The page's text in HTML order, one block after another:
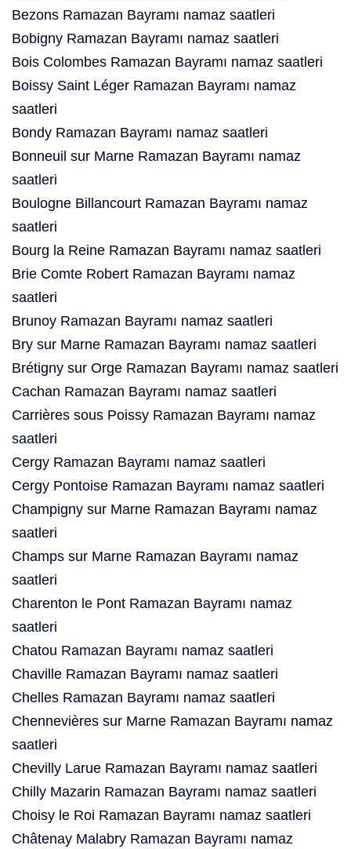
Bezons Ramazan Bayramı namaz saatleri
Bobigny Ramazan Bayramı namaz saatleri
Bois Colombes Ramazan Bayramı namaz saatleri
Boissy Saint Léger Ramazan Bayramı namaz
saatleri
Bondy Ramazan Bayramı namaz saatleri
Bonneuil sur Marne Ramazan Bayramı namaz
saatleri
Boulogne Billancourt Ramazan Bayramı namaz
saatleri
Bourg la Reine Ramazan Bayramı namaz saatleri
Brie Comte Robert Ramazan Bayramı namaz
saatleri
Brunoy Ramazan Bayramı namaz saatleri
Bry sur Marne Ramazan Bayramı namaz saatleri
Brétigny sur Orge Ramazan Bayramı namaz saatleri
Cachan Ramazan Bayramı namaz saatleri
Carrières sous Poissy Ramazan Bayramı namaz
saatleri
Cergy Ramazan Bayramı namaz saatleri
Cergy Pontoise Ramazan Bayramı namaz saatleri
Champigny sur Marne Ramazan Bayramı namaz
saatleri
Champs sur Marne Ramazan Bayramı namaz
saatleri
Charenton le Pont Ramazan Bayramı namaz
saatleri
Chatou Ramazan Bayramı namaz saatleri
Chaville Ramazan Bayramı namaz saatleri
Chelles Ramazan Bayramı namaz saatleri
Chennevières sur Marne Ramazan Bayramı namaz
saatleri
Chevilly Larue Ramazan Bayramı namaz saatleri
Chilly Mazarin Ramazan Bayramı namaz saatleri
Choisy le Roi Ramazan Bayramı namaz saatleri
Châtenay Malabry Ramazan Bayramı namaz